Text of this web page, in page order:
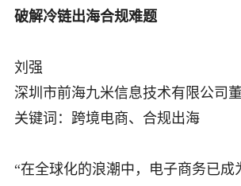
破解冷链出海合规难题
刘强
深圳市前海九米信息技术有限公司
关键词：跨境电商、合规出海
“在全球化的浪潮中，电子商务已成